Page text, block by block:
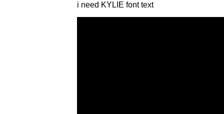
i need KYLIE font text